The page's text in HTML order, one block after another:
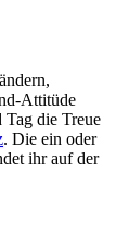
Attitüde
die Treue
. Die ein oder
ihr auf der